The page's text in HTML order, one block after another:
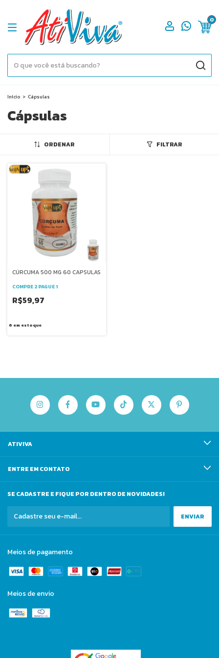
0
Início > Cápsulas
Cápsulas
ORDENAR FILTRAR
CÚRCUMA 500 MG 60 CAPSULAS
COMPRE 2 PAGUE 1
R$59,97
6 em estoque
ATIVIVA
ENTRE EM CONTATO
SE CADASTRE E FIQUE POR DENTRO DE NOVIDADES!
Meios de pagamento
Meios de envio